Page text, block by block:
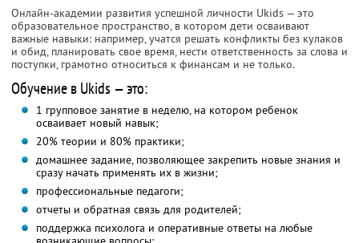
Онлайн-академии развития успешной личности Ukids — это
образовательное пространство, в котором дети осваивают
важные навыки: например, учатся решать конфликты без кулаков
и обид, планировать свое время, нести ответственность за слова и
поступки, грамотно относиться к финансам и не только.
Обучение в Ukids — это:
1 групповое занятие в неделю, на котором ребенок
осваивает новый навык;
20% теории и 80% практики;
домашнее задание, позволяющее закрепить новые знания и
сразу начать применять их в жизни;
профессиональные педагоги;
отчеты и обратная связь для родителей;
поддержка психолога и оперативные ответы на любые